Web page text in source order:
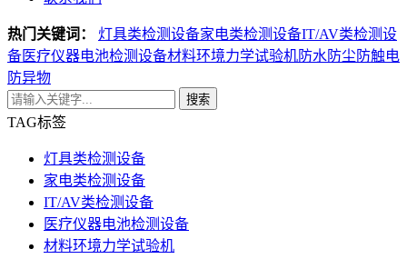
热门关键词： 灯具类检测设备家电类检测设备IT/AV类检测设
备医疗仪器电池检测设备材料环境力学试验机防水防尘防触电
防异物
搜索
TAG标签
灯具类检测设备
家电类检测设备
IT/AV类检测设备
医疗仪器电池检测设备
材料环境力学试验机